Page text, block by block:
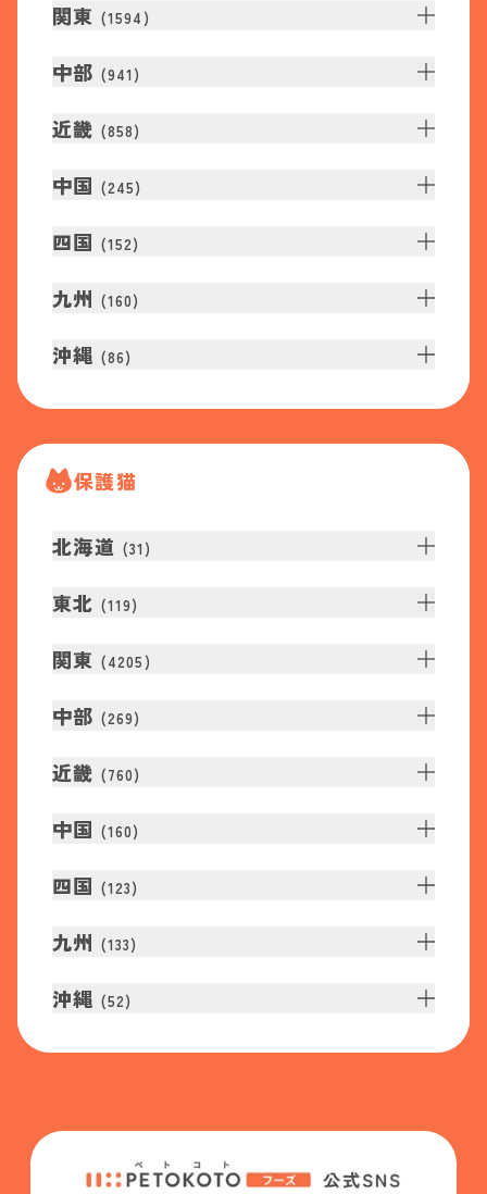
関東 (1594 )
中部 (941 )
近畿 (858)
中国 (245)
四国 (152)
九州 (160)
沖縄 (86)
保護猫
北海道 (31 )
東北 (119)
関東 (4205 )
中部 (269)
近畿 (760)
中国 (160)
四国 (123)
九州 (133)
沖縄 (52)